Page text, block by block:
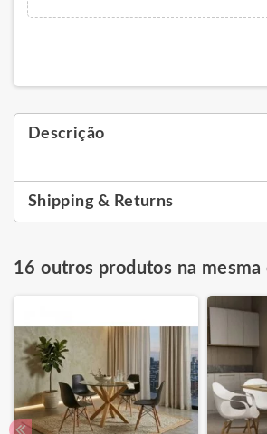
Descrição
Shipping & Returns
16 outros produtos na mesma